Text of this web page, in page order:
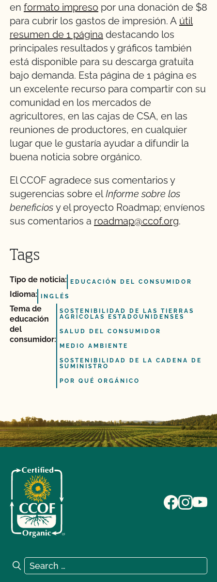
en formato impreso por una donación de $8
para cubrir los gastos de impresión. A útil
resumen de 1 página destacando los
principales resultados y gráficos también
está disponible para su descarga gratuita
bajo demanda. Esta página de 1 página es
un excelente recurso para compartir con su
comunidad en los mercados de
agricultores, en las cajas de CSA, en las
reuniones de productores, en cualquier
lugar que le gustaría ayudar a difundir la
buena noticia sobre orgánico.
El CCOF agradece sus comentarios y
sugerencias sobre elInforme sobre los
beneficios y el proyecto Roadmap; envíenos
sus comentarios a roadmap@ccof.org.
Tags
Tipo de noticia: EDUCACIÓN DEL CONSUMIDOR
Idioma: INGLÉS
Tema de
educación
del
consumidor:
SOSTENIBILIDAD DE LAS TIERRAS
AGRÍCOLAS ESTADOUNIDENSES
SALUD DEL CONSUMIDOR
MEDIO AMBIENTE
SOSTENIBILIDAD DE LA CADENA DE
SUMINISTRO
POR QUÉ ORGÁNICO
Search for:
Search